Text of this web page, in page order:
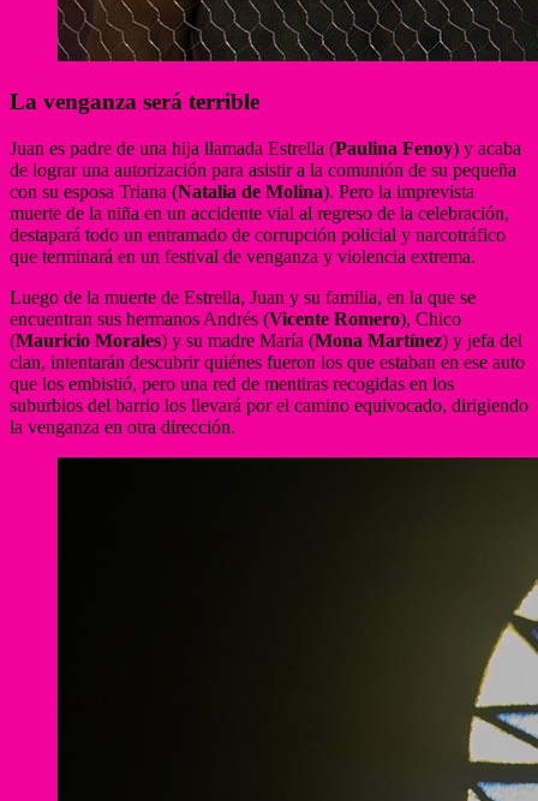
La venganza será terrible
Juan es padre de una hija llamada Estrella (Paulina Fenoy) y acaba
de lograr una autorización para asistir a la comunión de su pequeña
con su esposa Triana (Natalia de Molina). Pero la imprevista
muerte de la niña en un accidente vial al regreso de la celebración,
destapará todo un entramado de corrupción policial y narcotráfico
que terminará en un festival de venganza y violencia extrema.
Luego de la muerte de Estrella, Juan y su familia, en la que se
encuentran sus hermanos Andrés (Vicente Romero), Chico
(Mauricio Morales) y su madre María (Mona Martínez) y jefa del
clan, intentarán descubrir quiénes fueron los que estaban en ese auto
que los embistió, pero una red de mentiras recogidas en los
suburbios del barrio los llevará por el camino equivocado, dirigiendo
la venganza en otra dirección.